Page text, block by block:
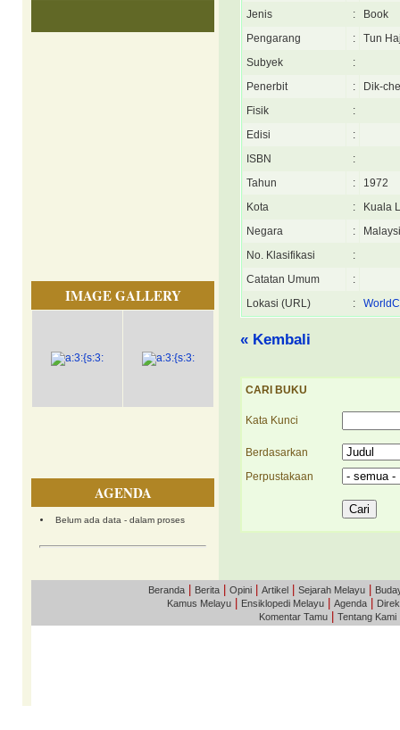
IMAGE GALLERY
AGENDA
Belum ada data - dalam proses
Jenis
:
Book
Pengarang
:
Tun
Subyek
:
Penerbit
:
Dik-
Fisik
:
Edisi
:
ISBN
:
Tahun
:
1972
Kota
:
Kuala
Negara
:
No. Klasifikasi
:
Catatan Umum
:
Lokasi (URL)
:
« Kembali
CARI BUKU
Kata Kunci
Berdasarkan
Perpustakaan
Beranda Berita Opini Artikel Sejarah Melayu
Kamus Melayu
Ensiklopedi Melayu Agenda
Komentar Tamu
Tentang Kami